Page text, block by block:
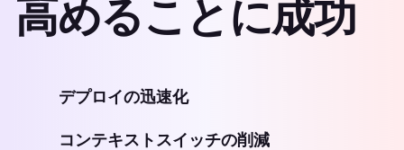
高めることに成功
デプロイの迅速化
コンテキストスイッチの削減